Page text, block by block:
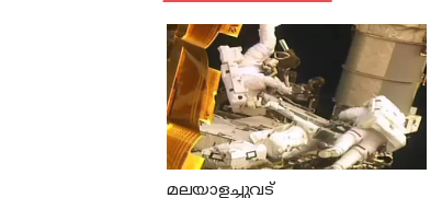
മലയാളച്ചുവട്